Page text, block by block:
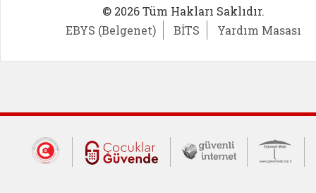
© 2026 Tüm Hakları Saklıdır.
EBYS (Belgenet)
BİTS Yardım Masası
Dış Bağlantılar
Cumhurbaşkanlığı İletişim Merkezi
Çocuklar Güvende (yeni
Güvenli